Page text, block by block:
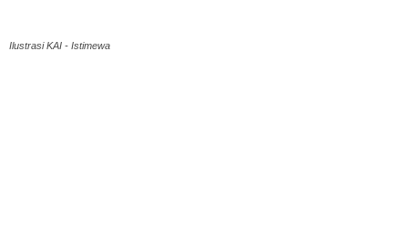
Ilustrasi KAI - Istimewa